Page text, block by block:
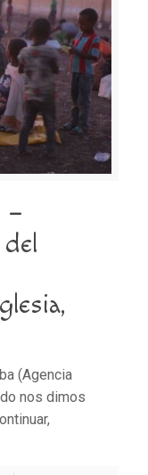
–
(Agencia
nos dimos